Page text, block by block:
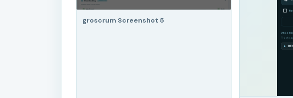
groscrum Screenshot 5